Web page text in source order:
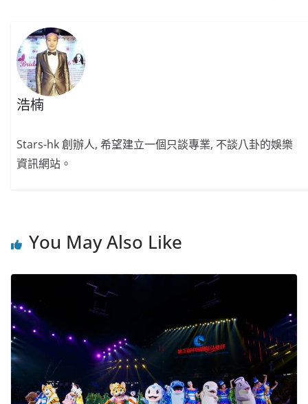
浩楠
Stars-hk 創辦人, 希望建立一個只談專業, 不談八卦的娛樂
資訊網站。
You May Also Like